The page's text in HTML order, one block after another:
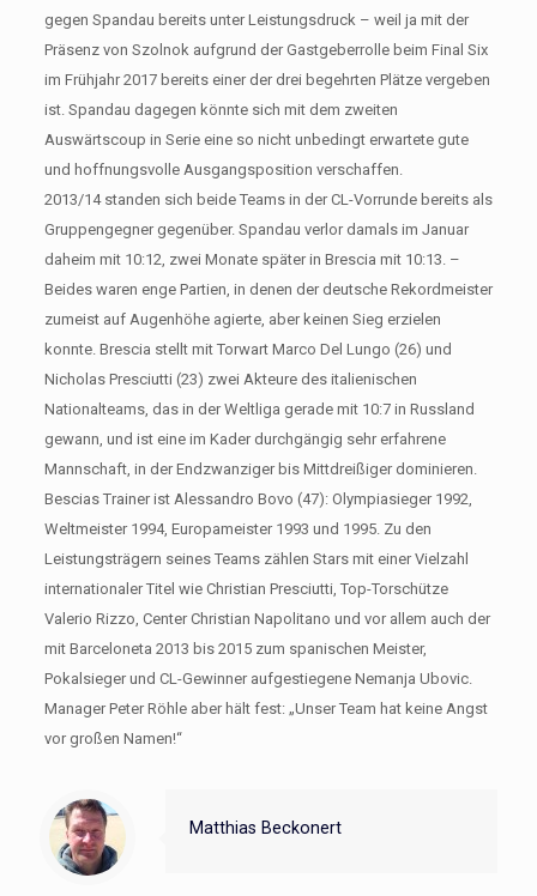
gegen Spandau bereits unter Leistungsdruck – weil ja mit der
Präsenz von Szolnok aufgrund der Gastgeberrolle beim Final Six
im Frühjahr 2017 bereits einer der drei begehrten Plätze vergeben
ist. Spandau dagegen könnte sich mit dem zweiten
Auswärtscoup in Serie eine so nicht unbedingt erwartete gute
und hoffnungsvolle Ausgangsposition verschaffen.
2013/14 standen sich beide Teams in der CL-Vorrunde bereits als
Gruppengegner gegenüber. Spandau verlor damals im Januar
daheim mit 10:12, zwei Monate später in Brescia mit 10:13. –
Beides waren enge Partien, in denen der deutsche Rekordmeister
zumeist auf Augenhöhe agierte, aber keinen Sieg erzielen
konnte. Brescia stellt mit Torwart Marco Del Lungo (26) und
Nicholas Presciutti (23) zwei Akteure des italienischen
Nationalteams, das in der Weltliga gerade mit 10:7 in Russland
gewann, und ist eine im Kader durchgängig sehr erfahrene
Mannschaft, in der Endzwanziger bis Mittdreißiger dominieren.
Bescias Trainer ist Alessandro Bovo (47): Olympiasieger 1992,
Weltmeister 1994, Europameister 1993 und 1995. Zu den
Leistungsträgern seines Teams zählen Stars mit einer Vielzahl
internationaler Titel wie Christian Presciutti, Top-Torschütze
Valerio Rizzo, Center Christian Napolitano und vor allem auch der
mit Barceloneta 2013 bis 2015 zum spanischen Meister,
Pokalsieger und CL-Gewinner aufgestiegene Nemanja Ubovic.
Manager Peter Röhle aber hält fest: „Unser Team hat keine Angst
vor großen Namen!“
Matthias Beckonert